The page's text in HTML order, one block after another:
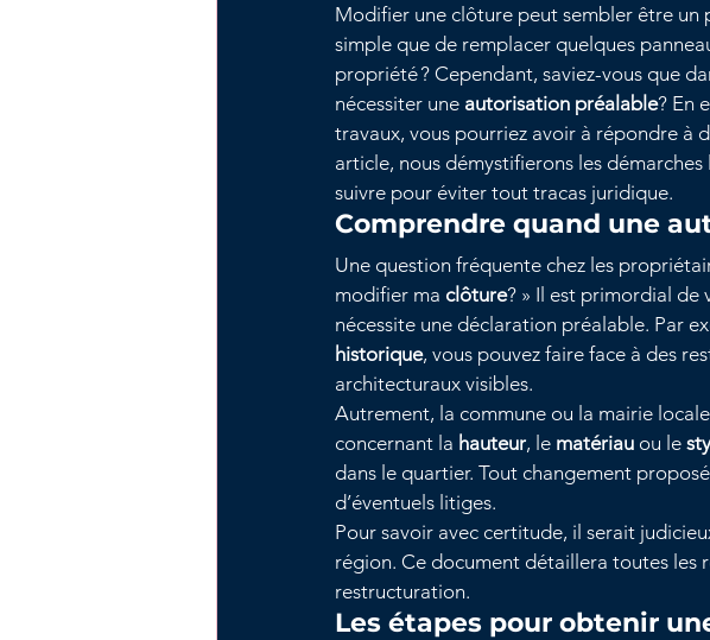
Modifier une clôture peut sembler être
simple que de remplacer quelques
propriété ? Cependant, saviez-vous que
nécessiter une autorisation préalable? En
travaux, vous pourriez avoir à répondre à
article, nous démystifierons les démarches
suivre pour éviter tout tracas juridique.
Comprendre quand une
Une question fréquente chez les
modifier ma clôture? » Il est primordial
nécessite une déclaration préalable. Par
historique, vous pouvez faire face à des
architecturaux visibles.
Autrement, la commune ou la mairie
concernant la hauteur, le matériau ou le
dans le quartier. Tout changement
d’éventuels litiges.
Pour savoir avec certitude, il serait
région. Ce document détaillera toutes les
restructuration.
Les étapes pour obtenir